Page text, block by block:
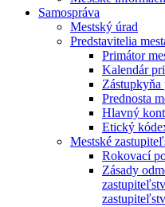
Samospráva
Mestský úrad
Predstavitelia
Primátor
Kalendár
Zástupkyňa
Prednosta
Hlavný
Etický
Mestské
Rokovací
Zásady